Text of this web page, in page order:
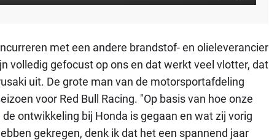
met een andere brandstof- en olieleverancier
volledig gefocust op ons en dat werkt veel vlotter, dat
uit. De grote man van de motorsportafdeling
voor Red Bull Racing. "Op basis van hoe onze
ontwikkeling bij Honda is gegaan en wat zij vorig
gekregen, denk ik dat het een spannend jaar